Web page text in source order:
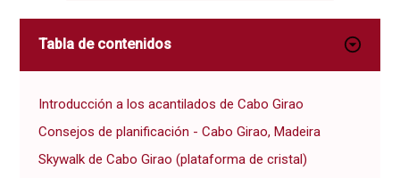
Tabla de contenidos
Introducción a los acantilados de Cabo Girao
Consejos de planificación - Cabo Girao, Madeira
Skywalk de Cabo Girao (plataforma de cristal)